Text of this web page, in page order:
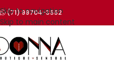
Skip to navigation
Skip to main content
(71) 99704-3552